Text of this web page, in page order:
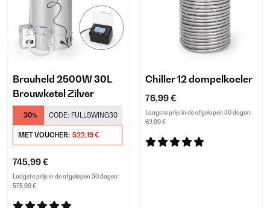
Brauheld 2500W 30L
Brouwketel Zilver
-30% CODE: FULLSWING30
MET VOUCHER: 522,19 €
745,99 €
Laagste prijs in de afgelopen 30 dagen:
575,99 €
Chiller 12 dompelkoeler
76,99 €
Laagste prijs in de afgelopen 30 dagen:
62,99 €